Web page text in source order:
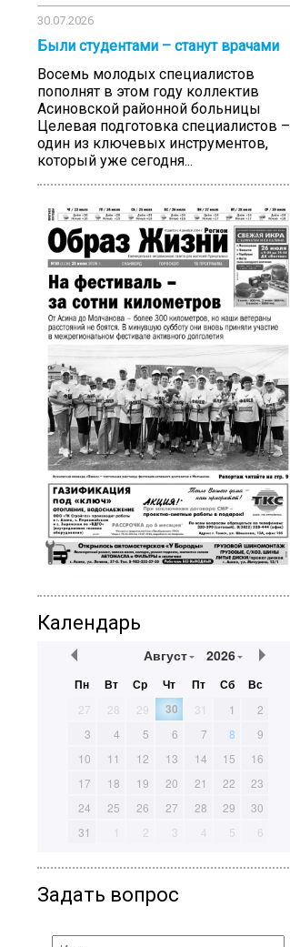
30.07.2026
Были студентами – станут врачами
Восемь молодых специалистов
пополнят в этом году коллектив
Асиновской районной больницы
Целевая подготовка специалистов –
один из ключевых инструментов,
который уже сегодня...
Календарь
Август 2026
Пн Вт Ср Чт Пт Сб Вс
27 28 29 30 31 1
2
3
4 5 6 7 8
9
10
11 12 13 14 15
16
17
18 19 20 21 22
23
24
25 26 27 28 29
30
31
1 2 3 4 5 6
Задать вопрос